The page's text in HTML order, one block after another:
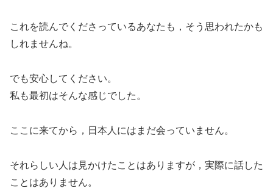
これを読んでくださっているあなたも，そう思われたかも
しれませんね。
でも安心してください。
私も最初はそんな感じでした。
ここに来てから，日本人にはまだ会っていません。
それらしい人は見かけたことはありますが，実際に話した
ことはありません。